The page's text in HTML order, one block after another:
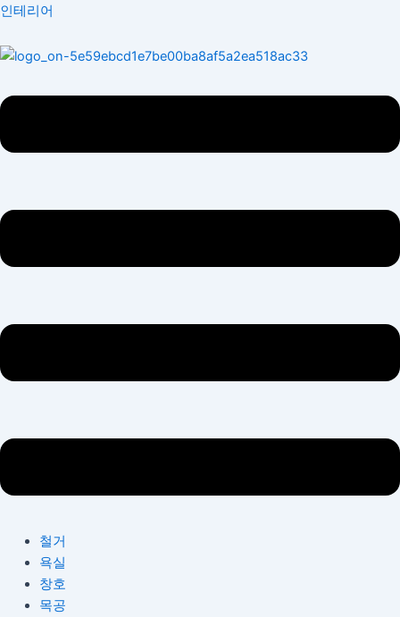
콘
츠
건
뛰
인테리어
Menu
철거
욕실
창호
목공